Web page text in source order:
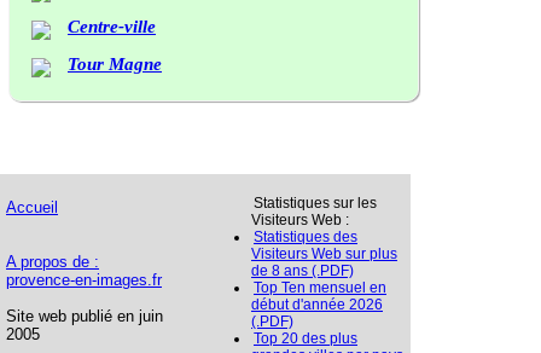
Centre-ville
Tour Magne
Accueil
A propos de :
provence-en-images.fr
Site web publié en juin
2005
Statistiques sur les
Visiteurs Web :
Statistiques des
Visiteurs Web sur plus
de 8 ans (.PDF)
Top Ten mensuel en
début d'année 2026
(.PDF)
Top 20 des plus